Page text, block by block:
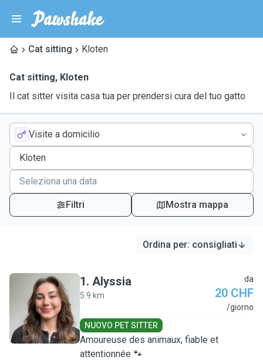
Cat sitting Kloten
Cat sitting, Kloten
Il cat sitter visita casa tua per prendersi cura del tuo gatto
Visite a domicilio
Filtri Mostra mappa
Ordina per: consigliati
A
1. Alyssia
5.9 km
da
20 CHF
/giorno
NUOVO PET SITTER
Amoureuse des animaux, fiable et
attentionnée 🐾